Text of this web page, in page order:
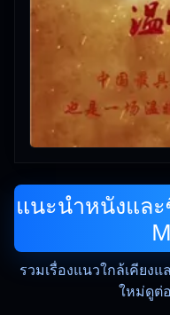
แนะนำหนังแล
รวมเรื่องแนวใกล้เคียง
ใหม่ดูต่